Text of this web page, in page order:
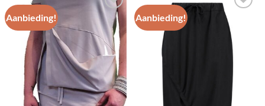
Aanbieding!
Toevoegen
aan
wenslijst
Aanbieding!
Toevoegen
aan
wenslijst